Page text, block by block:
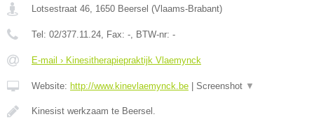
Lotsestraat 46 1650 Beersel (Vlaams-Brabant)
Tel: 02/377.11.24 , Fax: - , BTW-nr: -
E-mail › Kinesitherapiepraktijk Vlaemynck
Website: http://www.kinevlaemynck.be | Screenshot ▼
Kinesist werkzaam te Beersel.